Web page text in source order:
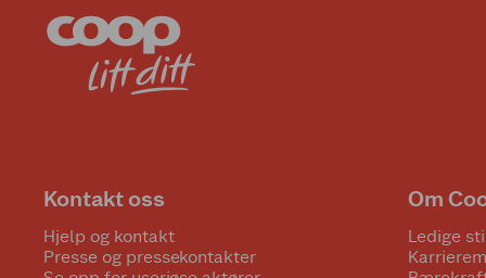
Kontakt oss
Hjelp og kontakt
Presse og pressekontakter
Om
Ledige